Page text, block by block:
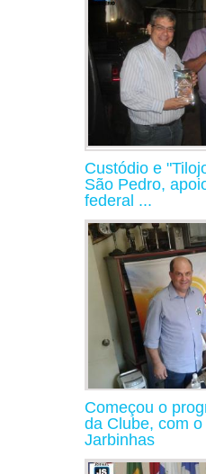
Custódio e
São Pedro,
federal ...
Começou o
da Clube, com
Jarbinhas